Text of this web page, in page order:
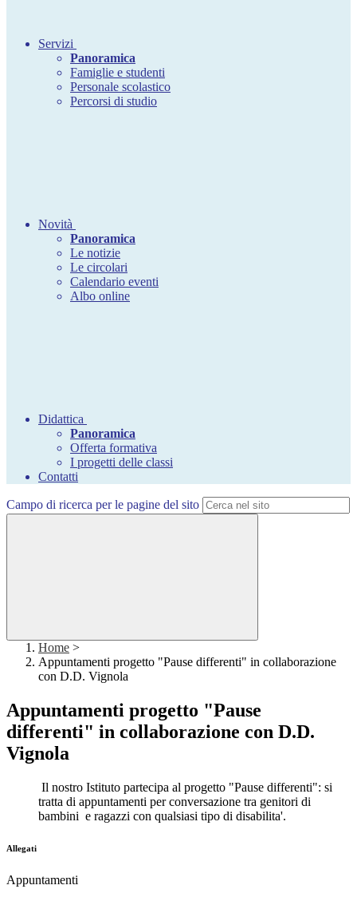
Servizi
Panoramica
Famiglie e studenti
Personale scolastico
Percorsi di studio
Novità
Panoramica
Le notizie
Le circolari
Calendario eventi
Albo online
Didattica
Panoramica
Offerta formativa
I progetti delle classi
Contatti
Campo di ricerca per le pagine del sito
Home >
Appuntamenti progetto "Pause differenti" in collaborazione
con D.D. Vignola
Appuntamenti progetto "Pause
differenti" in collaborazione con D.D.
Vignola
Il nostro Istituto partecipa al progetto "Pause differenti": si
tratta di appuntamenti per conversazione tra genitori di
bambini e ragazzi con qualsiasi tipo di disabilita'.
Allegati
Appuntamenti